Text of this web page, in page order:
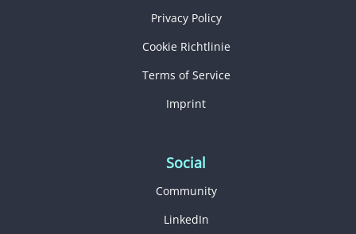
Privacy Policy
Cookie Richtlinie
Terms of Service
Imprint
Social
Community
LinkedIn